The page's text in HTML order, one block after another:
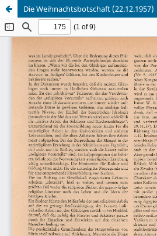
Die Weihnachtsbotschaft (22.12.1957)